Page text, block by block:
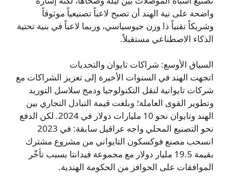
واضحة على نية الهند أن تصبح لاعباً تصنيعياً موثوقاً
وشريكاً تقنياً ذا وزن جيوسياسي، وربما لاعباً في بنية تحتية
الذكاء الاصطناعي مستقبلاً.
السياق الأوسع: شراكات تايوان والتحديات
اتجهت الهند في السنوات الأخيرة إلى تعزيز الشراكات مع
شركات تايوانية لنقل التكنولوجيا ودمج سلاسل التوريد
وتطوير القوى العاملة؛ وبلغت قيمة التبادل التجاري بين
الهند وتايوان نحو 10 مليارات دولار في 2024. لكن الدفع
نحو التصنيع المحلي واجه عراقيل سابقة: في 2023
انسحب مصنع فوكسكون التايواني من مشروع مشترك
بقيمة 19.5 مليار دولار مع مجموعة فيدانتا بسبب تأخّر
الموافقات على الحوافز من الحكومة الهندية.